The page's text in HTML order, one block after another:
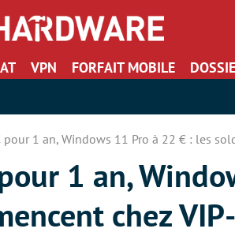
VPN FORFAIT MOBILE
1 an, Windows 11 Pro à 22 € : les
1 an,
chez